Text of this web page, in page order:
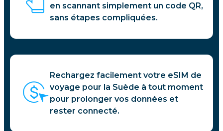
en scannant simplement un code QR,
sans étapes compliquées.
Rechargez facilement votre eSIM de
voyage pour la Suède à tout moment
pour prolonger vos données et
rester connecté.